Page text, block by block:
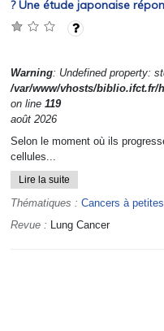
? Une étude japonaise
Warning: Undefined property:
/var/www/vhosts/biblio.ifct.fr/
on line 119
août 2026
Selon le moment où ils
cellules...
Lire la suite
Thématiques : Cancers à
Revue : Lung Cancer